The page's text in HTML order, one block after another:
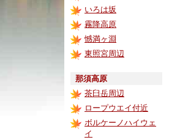
いろは坂
霧降高原
憾満ヶ淵
東照宮周辺
那須高原
茶臼岳周辺
ロープウエイ付近
ボルケーノハイウェ
イ